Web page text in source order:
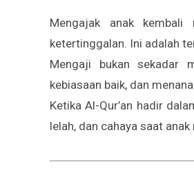
Mengajak anak
ketertinggalan. Ini adalah
Mengaji bukan sekadar
kebiasaan baik, dan
Ketika Al-Qur’an hadir
lelah, dan cahaya saat